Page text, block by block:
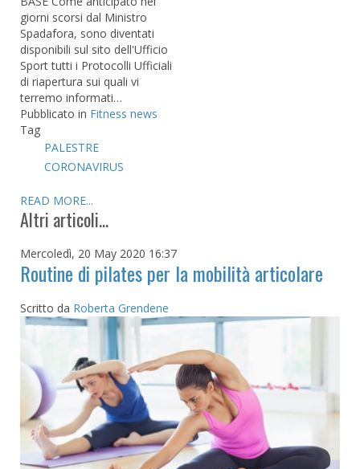
giorni scorsi dal Ministro
Spadafora, sono diventati
disponibili sul sito dell'Ufficio
Sport tutti i Protocolli Ufficiali
di riapertura sui quali vi
terremo informati…
Pubblicato in Fitness news
Tag
PALESTRE
CORONAVIRUS
READ MORE...
Altri articoli...
Mercoledì, 20 May 2020 16:37
Routine di pilates per la mobilità articolare
Scritto da Roberta Grendene